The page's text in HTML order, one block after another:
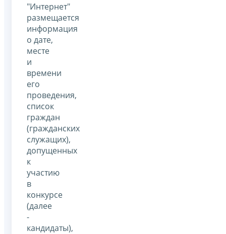
"Интернет"
размещается
информация
о дате,
месте
и
времени
его
проведения,
список
граждан
(гражданских
служащих),
допущенных
к
участию
в
конкурсе
(далее
-
кандидаты),